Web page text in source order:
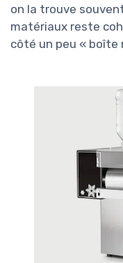
on la trouve
matériaux reste
côté un peu « boîte